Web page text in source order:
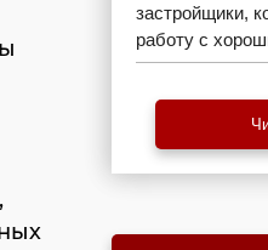
застройщики,
работу с